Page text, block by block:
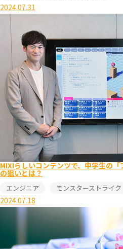
2024.07.31
MIXIらしいコンテンツで、中学生の
の狙いとは？
エンジニア モンスターストライク
2024.07.18